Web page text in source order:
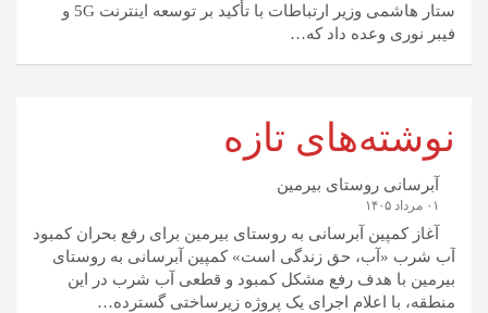
ستار هاشمی وزیر ارتباطات با تأکید بر توسعه اینترنت 5G و
فیبر نوری وعده داد که…
نوشته‌های تازه
آبرسانی روستای بیرمین
۰۱ مرداد ۱۴۰۵
آغاز کمپین آبرسانی به روستای بیرمین برای رفع بحران کمبود
آب شرب «آب، حق زندگی است» کمپین آبرسانی به روستای
بیرمین با هدف رفع مشکل کمبود و قطعی آب شرب در این
منطقه، با اعلام اجرای یک پروژه زیرساختی گسترده…